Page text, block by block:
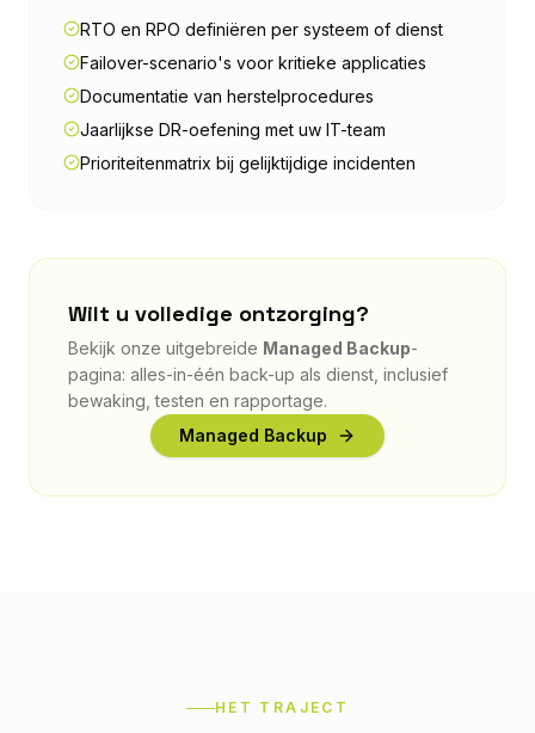
RTO en RPO definiëren per systeem of dienst
Failover-scenario's voor kritieke applicaties
Documentatie van herstelprocedures
Jaarlijkse DR-oefening met uw IT-team
Prioriteitenmatrix bij gelijktijdige incidenten
Wilt u volledige ontzorging?
Bekijk onze uitgebreide Managed Backup-
pagina: alles-in-één back-up als dienst, inclusief
bewaking, testen en rapportage.
Managed Backup
HET TRAJECT